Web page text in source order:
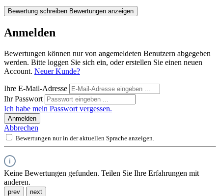
Bewertung schreiben Bewertungen anzeigen
Anmelden
Bewertungen können nur von angemeldeten Benutzern abgegeben
werden. Bitte loggen Sie sich ein, oder erstellen Sie einen neuen
Account. Neuer Kunde?
Ihre E-Mail-Adresse
Ihr Passwort
Ich habe mein Passwort vergessen.
Anmelden
Abbrechen
Bewertungen nur in der aktuellen Sprache anzeigen.
Keine Bewertungen gefunden. Teilen Sie Ihre Erfahrungen mit
anderen.
prev next